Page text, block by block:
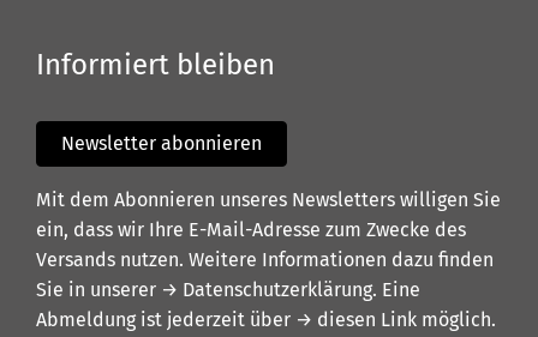
Informiert bleiben
Newsletter abonnieren
Mit dem Abonnieren unseres Newsletters willigen Sie
ein, dass wir Ihre E-Mail-Adresse zum Zwecke des
Versands nutzen. Weitere Informationen dazu finden
Sie in unserer → Datenschutzerklärung. Eine
Abmeldung ist jederzeit über → diesen Link möglich.